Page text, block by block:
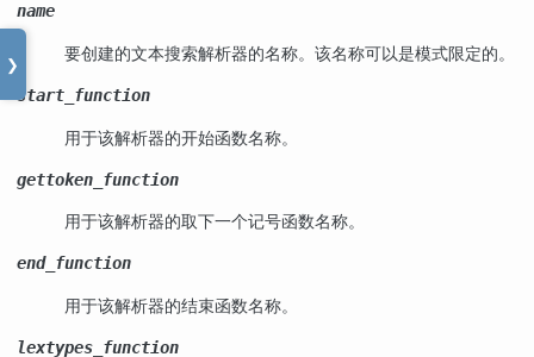
❯
name
要创建的文本搜索解析器的名称。该名称可以是模式限定的。
start_function
用于该解析器的开始函数名称。
gettoken_function
用于该解析器的取下一个记号函数名称。
end_function
用于该解析器的结束函数名称。
lextypes_function